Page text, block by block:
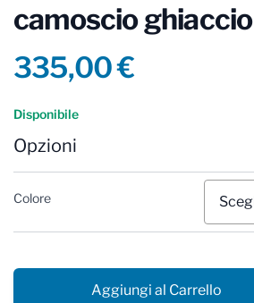
camoscio ghiaccio
Product information
335,00 €
Reviews
Disponibile
Opzioni
Colore
Aggiungi al Carrello